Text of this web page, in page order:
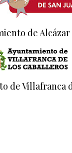
de Alcázar
de Villafranca